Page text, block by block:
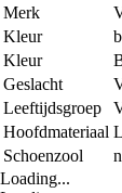
Merk
Kleur
Kleur
Geslacht
Leeftijdsgroep
Hoofdmateriaal
Schoenzool
Loading...